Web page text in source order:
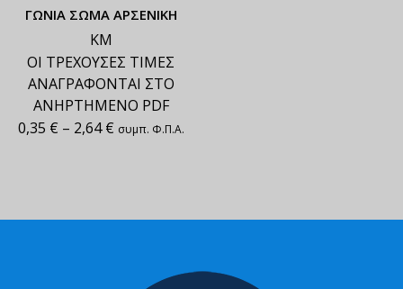
ΓΩΝΙΑ ΣΩΜΑ ΑΡΣΕΝΙΚΗ
ΚΜ
ΟΙ ΤΡΕΧΟΥΣΕΣ ΤΙΜΕΣ
ΑΝΑΓΡΑΦΟΝΤΑΙ ΣΤΟ
ΑΝΗΡΤΗΜΕΝΟ PDF
0,35 € – 2,64€ συμπ. Φ.Π.Α.